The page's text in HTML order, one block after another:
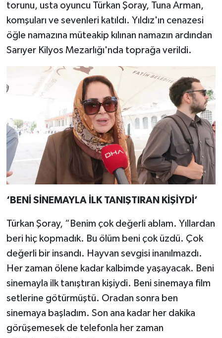
torunu, usta oyuncu Türkan Şoray, Tuna Arman,
komşuları ve sevenleri katıldı. Yıldız'ın cenazesi
öğle namazına müteakip kılınan namazın ardından
Sarıyer Kilyos Mezarlığı'nda toprağa verildi.
‘BENİ SİNEMAYLA İLK TANIŞTIRAN KİŞİYDİ’
Türkan Şoray, “Benim çok değerli ablam. Yıllardan
beri hiç kopmadık. Bu ölüm beni çok üzdü. Çok
değerli bir insandı. Hayvan sevgisi inanılmazdı.
Her zaman ölene kadar kalbimde yaşayacak. Beni
sinemayla ilk tanıştıran kişiydi. Beni sinemaya film
setlerine götürmüştü. Oradan sonra ben
sinemaya başladım. Son ana kadar her dakika
görüşemesek de telefonla her zaman